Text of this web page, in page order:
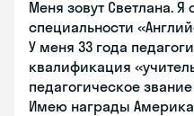
Меня зовут Светлана. Я
специальности
У меня 33 года
квалификация
педагогическое
Имею награды